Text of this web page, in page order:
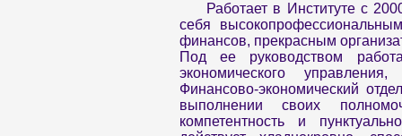
Работает в Институте с
себя
финансов, прекрасным
Под ее руководством
экономического
Финансово-экономический
выполнении своих
компетентность и